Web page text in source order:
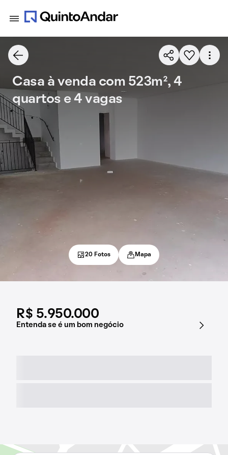
R$ 5.950.000
Entenda se é um bom negócio
Casa à venda com 523m², 4
quartos e 4 vagas
20 Fotos Mapa